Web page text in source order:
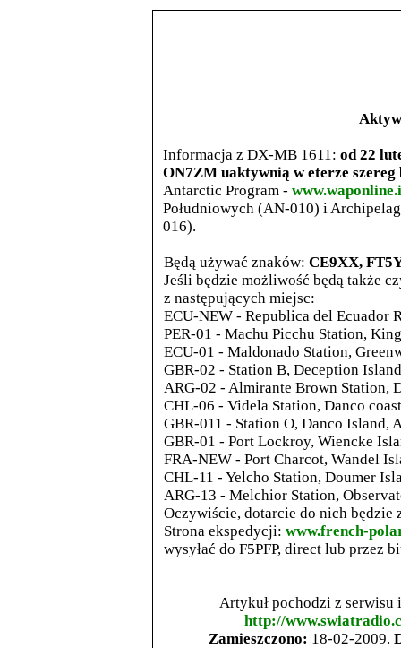
Informacja z DX-MB 1611: od 22
ON7ZM uaktywnią w eterze
Antarctic Program -
Południowych (AN-010) i
016).
Będą używać znaków: CE9XX,
Jeśli będzie możliwość będą także
z następujących miejsc:
ECU-NEW - Republica del Ecuador
PER-01 - Machu Picchu Station,
ECU-01 - Maldonado Station,
GBR-02 - Station B, Deception
ARG-02 - Almirante Brown Station,
CHL-06 - Videla Station, Danco
GBR-011 - Station O, Danco Island,
GBR-01 - Port Lockroy, Wiencke
FRA-NEW - Port Charcot, Wandel
CHL-11 - Yelcho Station, Doumer
ARG-13 - Melchior Station,
Oczywiście, dotarcie do nich będzie
Strona ekspedycji: www.french-
wysyłać do F5PFP, direct lub przez
Artykuł pochodzi z
http://
Zamieszczono: 18-02-2009.